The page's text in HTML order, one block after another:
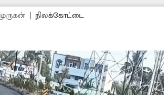
நிலக்கோட்டை